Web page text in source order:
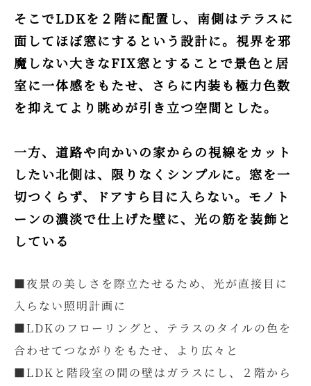
そこでLDKを２階に配置し、南側はテラスに
面してほぼ窓にするという設計に。視界を邪
魔しない大きなFIX窓とすることで景色と居
室に一体感をもたせ、さらに内装も極力色数
を抑えてより眺めが引き立つ空間とした。
一方、道路や向かいの家からの視線をカット
したい北側は、限りなくシンプルに。窓を一
切つくらず、ドアすら目に入らない。モノト
ーンの濃淡で仕上げた壁に、光の筋を装飾と
している
■夜景の美しさを際立たせるため、光が直接目に
入らない照明計画に​
■LDKのフローリングと、テラスのタイルの色を
合わせてつながりをもたせ、より広々と​
■LDKと階段室の間の壁はガラスにし、２階から